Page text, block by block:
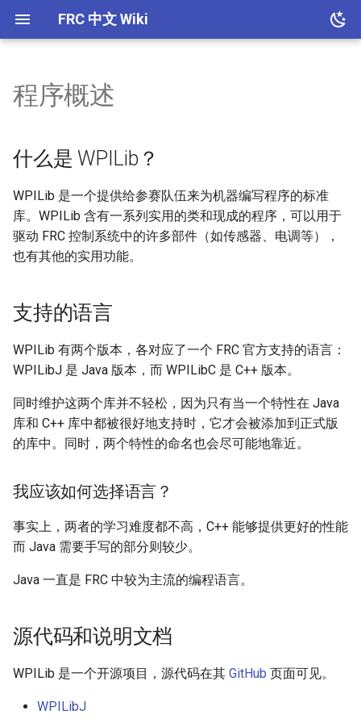
FRC 中文 Wiki
主页
共同宗旨
如何使用本项目
如何参与
版权和引用
FAQ
致谢
比赛内容
比赛历史
资源
注册队伍
队伍管理
结构概述
底盘
材料
结构组工作原则
电控概述
电路接线规范
什么是 WPILib？
支持的语言
我应该如何选择语言？
源代码和说明文档
Git 版本控制
Autodesk Inventer 使用教程
常用软件概述
概述
2023年6940季后赛机器
hopper
shooter
2025年6940正赛机器
2025年6907季后赛机器
Pivot
Endeffector
程序概述
什么是 WPILib？
WPILib 是一个提供给参赛队伍来为机器编写程序的标准
库。WPILib 含有一系列实用的类和现成的程序，可以用于
驱动 FRC 控制系统中的许多部件（如传感器、电调等），
也有其他的实用功能。
支持的语言
WPILib 有两个版本，各对应了一个 FRC 官方支持的语言：
WPILibJ 是 Java 版本，而 WPILibC 是 C++ 版本。
同时维护这两个库并不轻松，因为只有当一个特性在 Java
库和 C++ 库中都被很好地支持时，它才会被添加到正式版
的库中。同时，两个特性的命名也会尽可能地靠近。
我应该如何选择语言？
事实上，两者的学习难度都不高，C++ 能够提供更好的性能
而 Java 需要手写的部分则较少。
Java 一直是 FRC 中较为主流的编程语言。
源代码和说明文档
WPILib 是一个开源项目，源代码在其 GitHub 页面可见。
WPILibJ